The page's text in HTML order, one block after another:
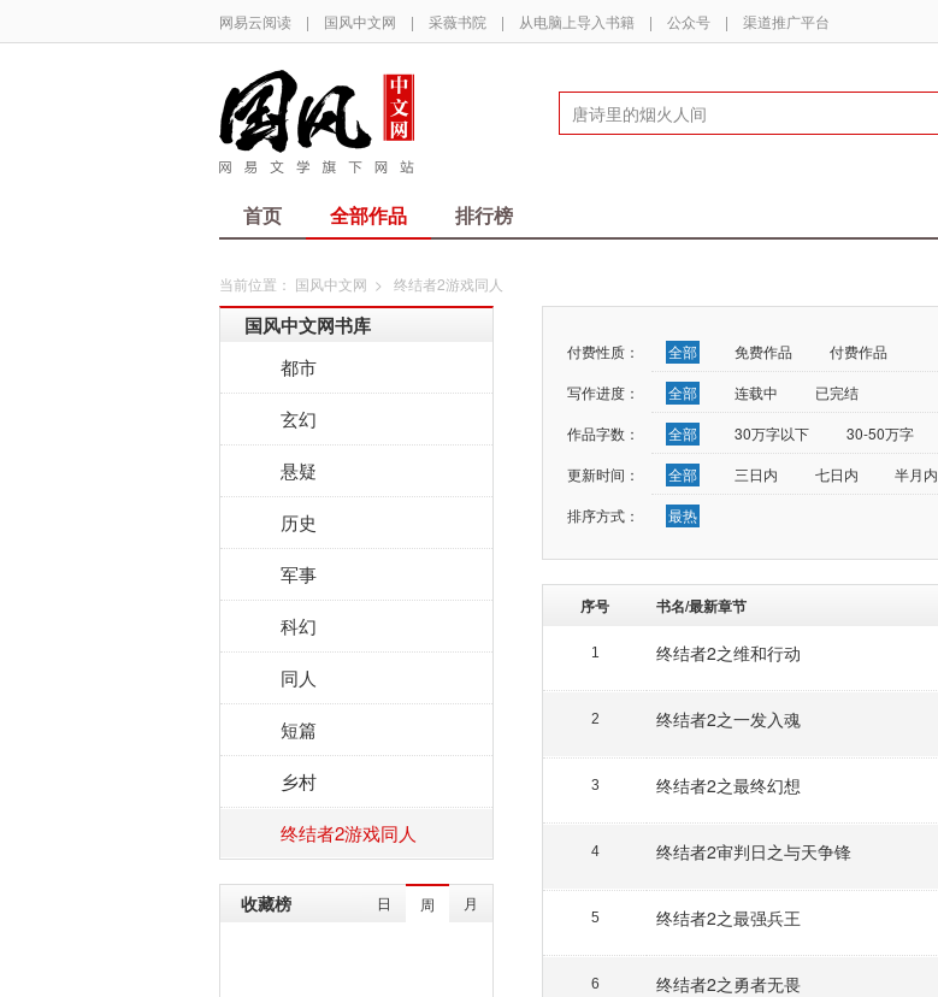
网易云阅读 | 国风中文网 | 采薇书院 | 从电脑上导入书籍 | 公众号 | 渠道推广平台
首页 全部作品 排行榜
当前位置： 国风中文网 > 终结者2游戏同人
国风中文网书库
都市
玄幻
悬疑
历史
军事
科幻
同人
短篇
乡村
终结者2游戏同人
收藏榜 日 周 月
付费性质： 全部 免费作品
付费作品
写作进度：
全部 连载中
已完结
作品字数：
全部 30万字以下 30-50万字
更新时间：
全部 三日内 七日内 半月内
排序方式：
最热
序号 书名/最新章节
1 终结者2之维和行动
2 终结者2之一发入魂
3 终结者2之最终幻想
4 终结者2审判日之与天争锋
5 终结者2之最强兵王
6 终结者2之勇者无畏